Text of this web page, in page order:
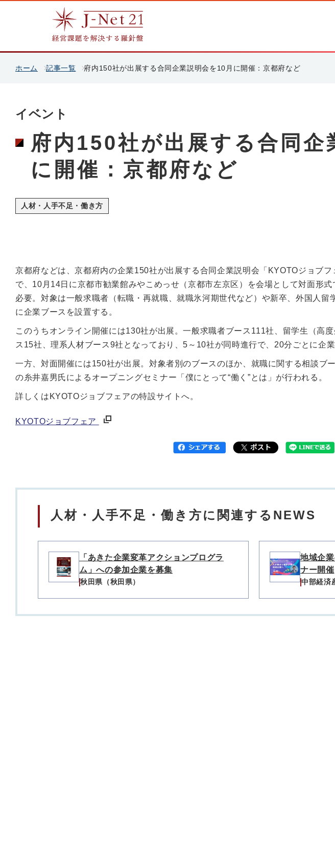
ホーム 記事一覧 府内150社が出展する合同企業説明会を10月に開催：京都府など
イベント
府内150社が出展する合同企
に開催：京都府など
人材・人手不足・働き方
京都府などは、京都府内の企業150社が出展する合同企業説明会「KYOTOジョブ
で、10月14日に京都市勧業館みやこめっせ（京都市左京区）を会場として対面形
必要。対象は一般求職者（転職・再就職、就職氷河期世代など）や新卒、外国人留
に企業ブースを設置する。
このうちオンライン開催には130社が出展。一般求職者ブース111社、留学生（高
ス15社、理系人材ブース9社となっており、5～10社が同時進行で、20分ごとに企業
一方、対面開催には150社が出展。対象者別のブースのほか、就職に関する相談ブ
の糸井嘉男氏によるオープニングセミナー「僕にとって“働く”とは」が行われる。
詳しくはKYOTOジョブフェアの特設サイトへ。
KYOTOジョブフェア
人材・人手不足・働き方に関連するNEWS
「あきた企業変革アクションプログラ
ム」への参加企業を募集
秋田県（秋田県）
地域企
ナー開催
中部経済